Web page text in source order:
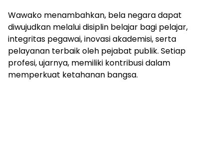
Wawako menambahkan, bela negara dapat
diwujudkan melalui disiplin belajar bagi pelajar,
integritas pegawai, inovasi akademisi, serta
pelayanan terbaik oleh pejabat publik. Setiap
profesi, ujarnya, memiliki kontribusi dalam
memperkuat ketahanan bangsa.